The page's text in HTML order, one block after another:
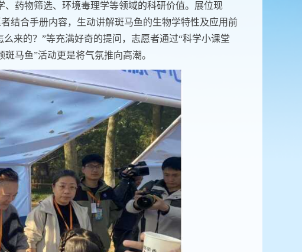
药物筛选、环境毒理学等领域的科研价值。展位现
结合手册内容，生动讲解斑马鱼的生物学特性及应用前
来的？”等充满好奇的提问，志愿者通过“科学小课堂
马鱼”活动更是将气氛推向高潮。